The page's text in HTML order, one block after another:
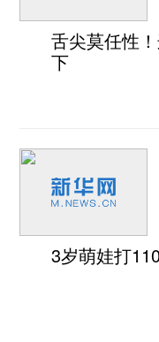
舌尖莫任性
下
3岁萌娃打